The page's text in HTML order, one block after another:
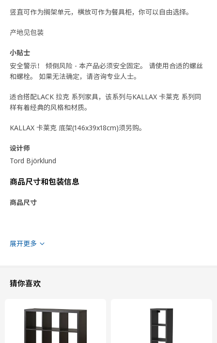
竖直可作为搁架单元，横放可作为餐具柜，你可以自由选择。
产地见包装
小贴士
安全警示！ 倾倒风险 - 本产品必须安全固定。 请使用合适的螺丝
和螺栓。 如果无法确定，请咨询专业人士。
适合搭配LACK 拉克 系列家具，该系列与KALLAX 卡莱克 系列同
样有着经典的风格和材质。
KALLAX 卡莱克 底架(146x39x18cm)须另购。
设计师
Tord Björklund
商品尺寸和包装信息
商品尺寸
展开更多
猜你喜欢